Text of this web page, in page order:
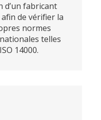
d’un fabricant
de vérifier la
normes
telles
14000.